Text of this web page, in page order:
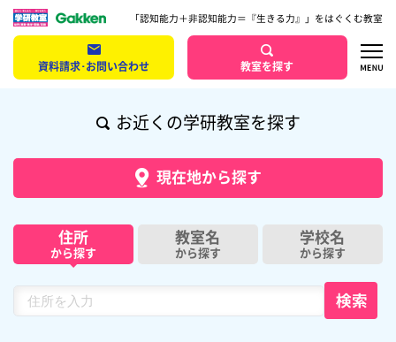
「認知能力＋非認知能力＝『生きる力』」をはぐくむ教室
資料請求･お問い合わせ 教室を探す
お近くの学研教室を探す
現在地から探す
住所
から探す
教室名
から探す
学校名
から探す